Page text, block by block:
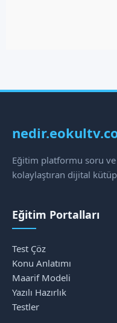
Eğitim platformu soru
kolaylaştıran dijital
Eğitim Portalları
Test Çöz
Konu Anlatımı
Maarif Modeli
Yazılı Hazırlık
Testler